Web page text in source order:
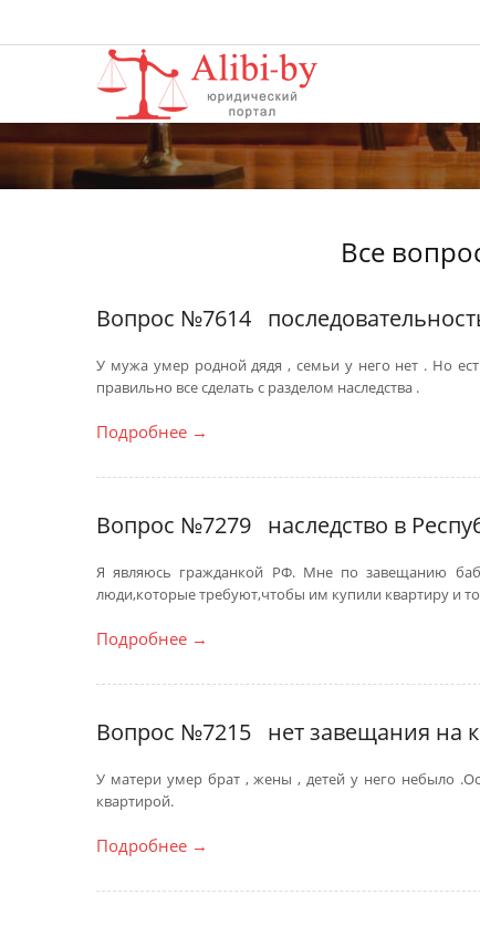
Все
Вопрос №7614
У мужа умер родной дядя , семьи у него нет . Но
правильно все сделать с разделом наследства .
Подробнее →
Вопрос №7279 наследство в
Я являюсь гражданкой РФ. Мне по завещанию
люди,которые требуют,чтобы им купили квартиру и
Подробнее →
Вопрос №7215 нет завещания на
У матери умер брат , жены , детей у него небыло
квартирой.
Подробнее →